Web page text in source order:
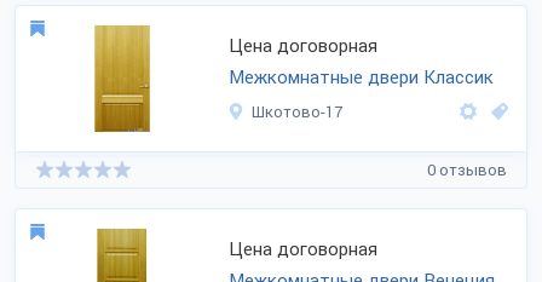
Цена договорная
Межкомнатные двери Классик
Шкотово-17
0 отзывов
Цена договорная